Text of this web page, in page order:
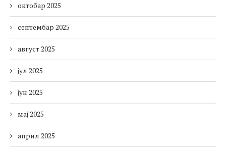
октобар 2025
септембар 2025
август 2025
јул 2025
јун 2025
мај 2025
април 2025